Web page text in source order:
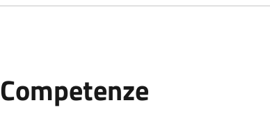
Competenze